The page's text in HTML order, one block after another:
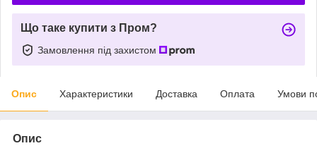
Що таке купити з Пром?
Замовлення під захистом
Опис Характеристики Доставка Оплата Умови
Опис